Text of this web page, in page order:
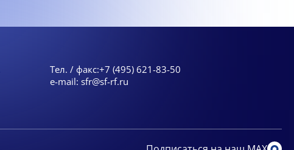
Тел. / факс:+7 (495) 621-83-50
e-mail: sfr@sf-rf.ru